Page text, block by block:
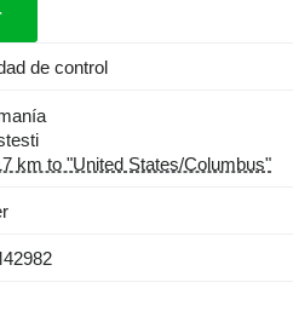
de control
km to "United States/Columbus"